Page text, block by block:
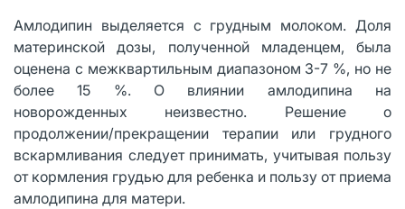
Амлодипин выделяется с грудным молоком. Доля
материнской дозы, полученной младенцем, была
оценена с межквартильным диапазоном 3-7 %, но не
более 15 %. О влиянии амлодипина на
новорожденных неизвестно. Решение о
продолжении/прекращении терапии или грудного
вскармливания следует принимать, учитывая пользу
от кормления грудью для ребенка и пользу от приема
амлодипина для матери.